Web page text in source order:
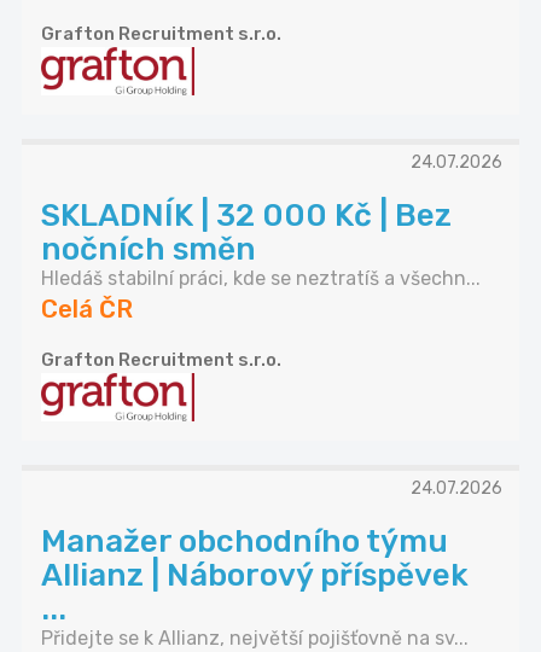
Grafton Recruitment s.r.o.
24.07.2026
SKLADNÍK | 32 000 Kč | Bez
nočních směn
Hledáš stabilní práci, kde se neztratíš a všechn...
Celá ČR
Grafton Recruitment s.r.o.
24.07.2026
Manažer obchodního týmu
Allianz | Náborový příspěvek
...
Přidejte se k Allianz, největší pojišťovně na sv...